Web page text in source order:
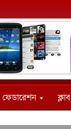
ফেডারেশন ক্লাব